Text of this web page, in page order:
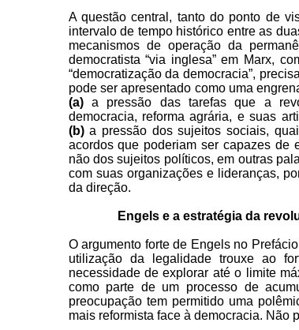
A questão central, tanto do ponto de
intervalo de tempo histórico entre as
mecanismos de operação da
democratista “via inglesa” em Marx,
“democratização da democracia”,
pode ser apresentado como uma
(a)a pressão das tarefas que a
democracia, reforma agrária, e suas
(b)a pressão dos sujeitos sociais,
acordos que poderiam ser capazes de
não dos sujeitos políticos, em outras
com suas organizações e lideranças,
da direção.
Engels e a estratégia da
O argumento forte de Engels no
utilização da legalidade trouxe ao
necessidade de explorar até o limite
como parte de um processo de
preocupação tem permitido uma
mais reformista face à democracia. Não